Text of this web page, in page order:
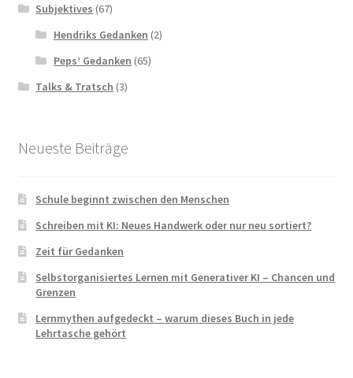
Subjektives (67)
Hendriks Gedanken (2)
Peps’ Gedanken (65)
Talks & Tratsch (3)
Neueste Beiträge
Schule beginnt zwischen den Menschen
Schreiben mit KI: Neues Handwerk oder nur neu sortiert?
Zeit für Gedanken
Selbstorganisiertes Lernen mit Generativer KI – Chancen und
Grenzen
Lernmythen aufgedeckt – warum dieses Buch in jede
Lehrtasche gehört